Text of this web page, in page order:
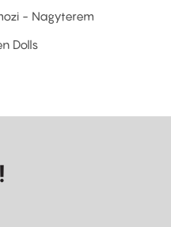
- Nagyterem
Dolls